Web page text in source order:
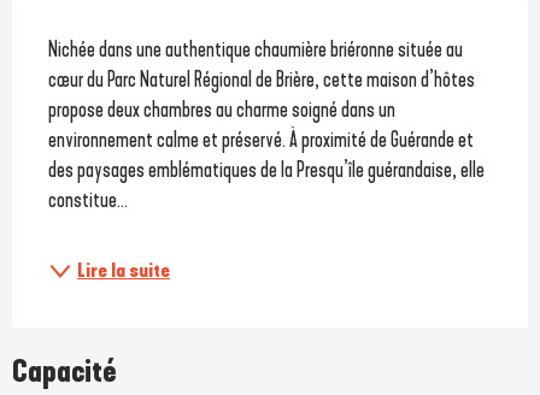
Description
Nichée dans une authentique chaumière briéronne située au
cœur du Parc Naturel Régional de Brière, cette maison d’hôtes
propose deux chambres au charme soigné dans un
environnement calme et préservé. À proximité de Guérande et
des paysages emblématiques de la Presqu’île guérandaise, elle
constitue...
Lire la suite
Capacité